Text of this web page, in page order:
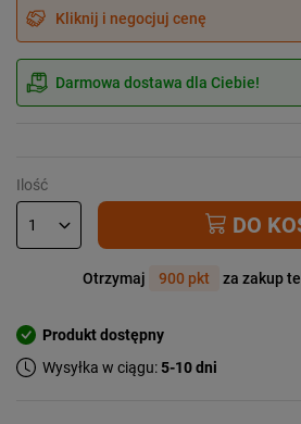
Kliknij i negocjuj cenę
Darmowa dostawa dla Ciebie!
Ilość
DO
Otrzymaj 900 pkt za zakup
Produkt dostępny
Wysyłka w ciągu:5-10 dni